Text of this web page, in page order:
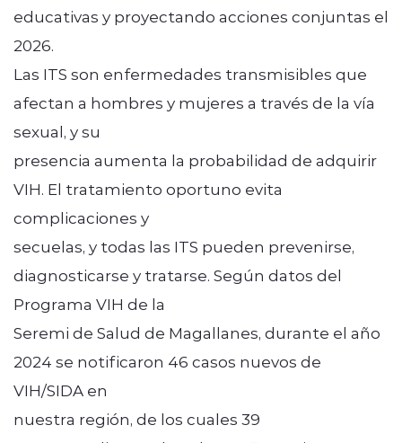
educativas y proyectando acciones conjuntas el
2026.
Las ITS son enfermedades transmisibles que
afectan a hombres y mujeres a través de la vía
sexual, y su
presencia aumenta la probabilidad de adquirir
VIH. El tratamiento oportuno evita
complicaciones y
secuelas, y todas las ITS pueden prevenirse,
diagnosticarse y tratarse. Según datos del
Programa VIH de la
Seremi de Salud de Magallanes, durante el año
2024 se notificaron 46 casos nuevos de
VIH/SIDA en
nuestra región, de los cuales 39